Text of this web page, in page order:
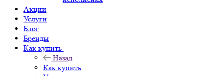
Акции
Услуги
Блог
Бренды
Как купить
Назад
Как купить